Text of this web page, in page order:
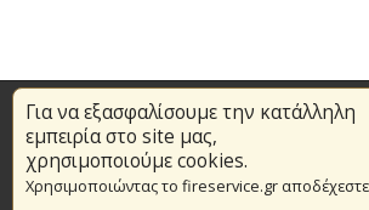
Για να εξασφαλίσουμε την κατάλληλη
εμπειρία στο site μας,
χρησιμοποιούμε cookies.
Χρησιμοποιώντας το fireservice.gr
Επικαιρότητα
Το Πυροσβεστικό Σώμα